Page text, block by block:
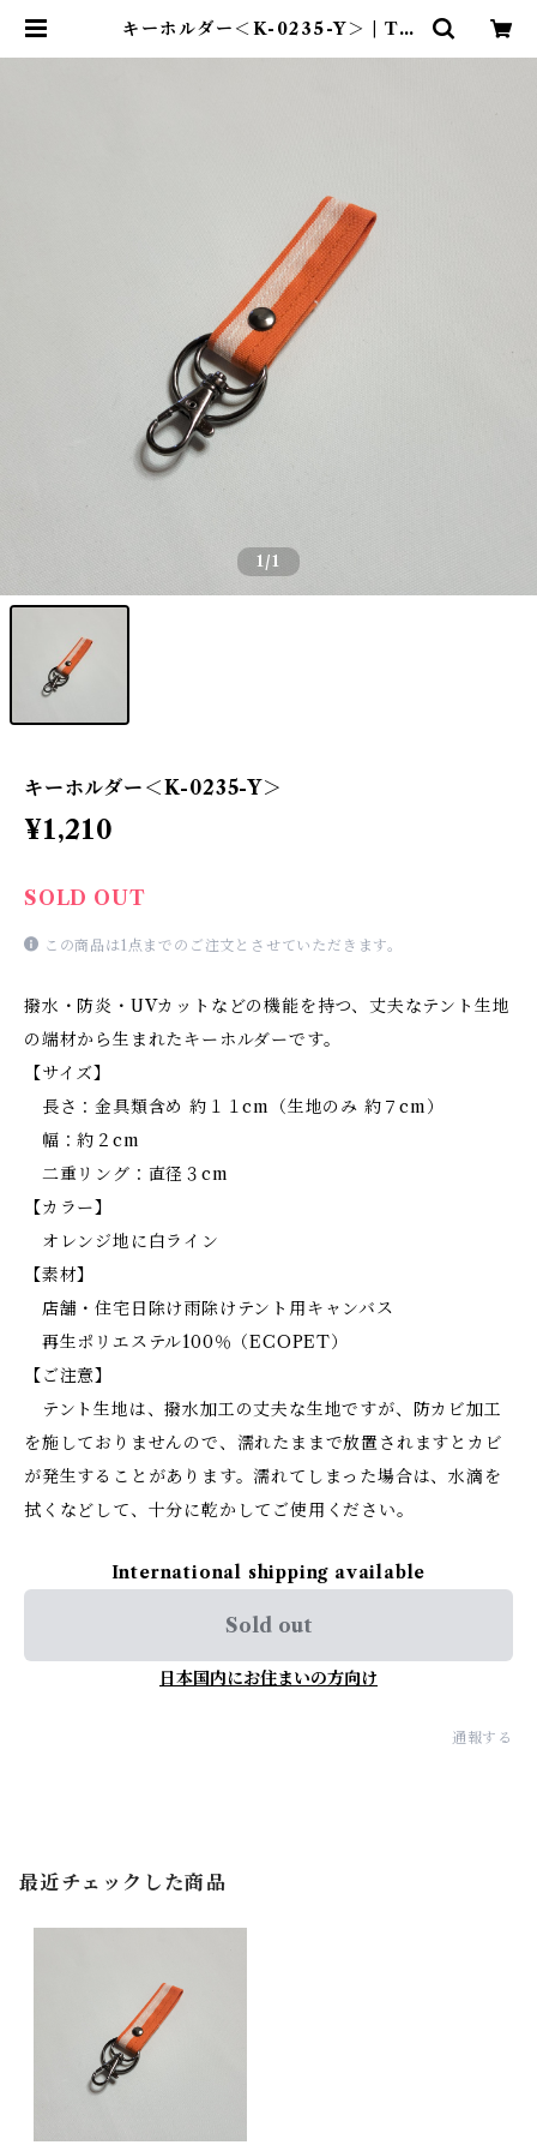
キーホルダー＜K-0235-Y＞ | TE
1/1
キーホルダー＜K-0235-Y＞
¥1,210
SOLD OUT
この商品は1点までのご注文とさせていただきます。
撥水・防炎・UVカットなどの機能を持つ、丈夫なテント生地
の端材から生まれたキーホルダーです。
【サイズ】
長さ：金具類含め 約１１cm（生地のみ 約７cm）
幅：約２cm
二重リング：直径３cm
【カラー】
オレンジ地に白ライン
【素材】
店舗・住宅日除け雨除けテント用キャンバス
再生ポリエステル100％（ECOPET）
【ご注意】
テント生地は、撥水加工の丈夫な生地ですが、防カビ加工
を施しておりませんので、濡れたままで放置されますとカビ
が発生することがあります。濡れてしまった場合は、水滴を
拭くなどして、十分に乾かしてご使用ください。
International shipping available
Sold out
日本国内にお住まいの方向け
通報する
最近チェックした商品